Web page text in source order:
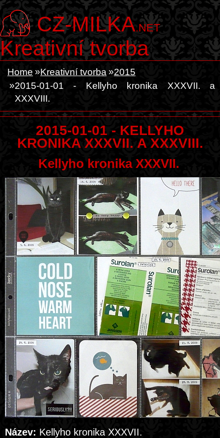
CZ-MILKA.NET
Kreativní tvorba
Home Kreativní tvorba
2015
2015-01-01 - Kellyho kronika XXXVII. a
XXXVIII.
2015-01-01 - KELLYHO
KRONIKA XXXVII. A XXXVIII.
Kellyho kronika XXXVII.
Název: Kellyho kronika XXXVII.